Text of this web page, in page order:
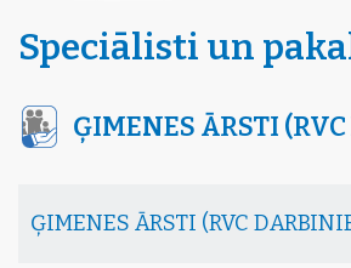
Speciālisti un
ĢIMENES ĀRSTI
ĢIMENES ĀRSTI (RVC